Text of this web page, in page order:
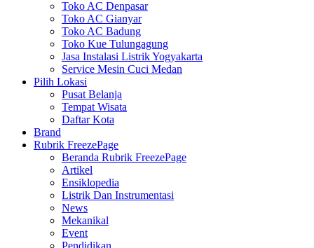
Toko AC Denpasar
Toko AC Gianyar
Toko AC Badung
Toko Kue Tulungagung
Jasa Instalasi Listrik Yogyakarta
Service Mesin Cuci Medan
Pilih Lokasi
Pusat Belanja
Tempat Wisata
Daftar Kota
Brand
Rubrik FreezePage
Beranda Rubrik FreezePage
Artikel
Ensiklopedia
Listrik Dan Instrumentasi
News
Mekanikal
Event
Pendidikan